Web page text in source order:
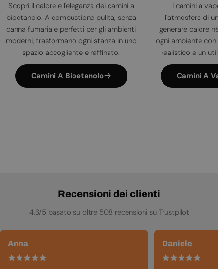
Scopri il calore e l'eleganza dei camini a
bioetanolo. A combustione pulita, senza
canna fumaria e perfetti per gli ambienti
moderni, trasformano ogni stanza in uno
spazio accogliente e raffinato.
Camini A Bioetanolo
I camini a
l'atmosfera di
generare calore
ogni ambiente
realistico e un
Camini A
Recensioni dei clienti
4,6/5 basato su oltre 508 recensioni su Trustpilot
Anna Daniele